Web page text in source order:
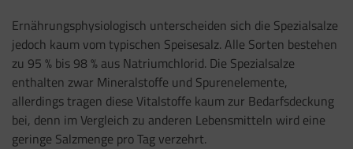
Ernährungsphysiologisch unterscheiden sich die Spezialsalze
jedoch kaum vom typischen Speisesalz. Alle Sorten bestehen
zu 95 % bis 98 % aus Natriumchlorid. Die Spezialsalze
enthalten zwar Mineralstoffe und Spurenelemente,
allerdings tragen diese Vitalstoffe kaum zur Bedarfsdeckung
bei, denn im Vergleich zu anderen Lebensmitteln wird eine
geringe Salzmenge pro Tag verzehrt.